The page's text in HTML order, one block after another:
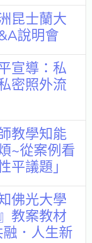
昆士蘭大
說明會
宣導：私
密照外流
教學知能
~從案例看
平議題」
佛光大學
教案教材
．人生新